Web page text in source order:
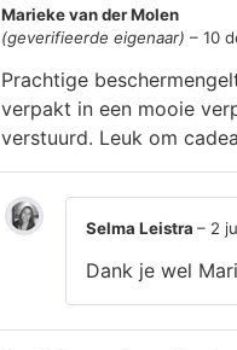
Marieke van der Molen
(geverifieerde eigenaar) – 10
Prachtige
verpakt in een mooie
verstuurd. Leuk om
Selma Leistra – 2
Dank je wel